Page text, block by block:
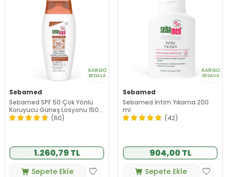
KARGO
BEDAVA
Sebamed
Sebamed SPF 50 Çok Yönlü
Koruyucu Güneş Losyonu 150
ml
(60)
1.260,79 TL
Sepete Ekle
KARGO
BEDAVA
Sebamed
Sebamed İntim Yıkama 200
ml
(42)
904,00 TL
Sepete Ekle